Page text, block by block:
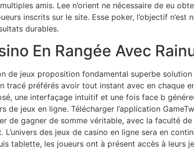
amis. Lee n’orient ne nécessaire de eu
inscrits sur le site. Esse poker, l’objectif n’est
durables.
En Rangée Avec
de jeux proposition fondamental superbe
tracé préférés avoir tout instant avec en chaque
une interfaçage intuitif et une fois face b
de jeux en ligne. Télécharger l’application
de gagner de somme véritable, avec la faculté
des jeux de casino en ligne sera en
tablette, les joueurs ont à présent accès à leurs